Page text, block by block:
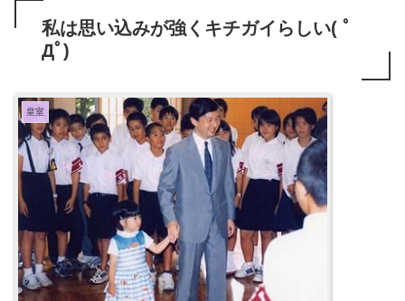
私は思い込みが強くキチガイらしい( ﾟ
Дﾟ)
皇室